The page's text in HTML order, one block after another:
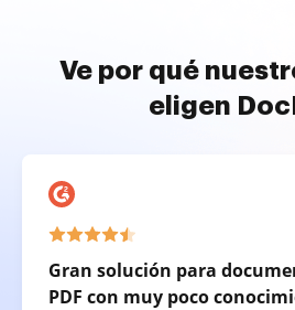
Ve por qué
eligen
Gran solución para
PDF con muy poco